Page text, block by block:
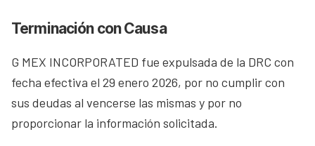
Terminación con Causa
G MEX INCORPORATED fue expulsada de la DRC con
fecha efectiva el 29 enero 2026, por no cumplir con
sus deudas al vencerse las mismas y por no
proporcionar la información solicitada.